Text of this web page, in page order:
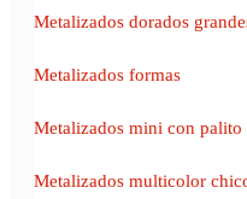
Metalizados dorados
Metalizados formas
Metalizados mini con palito
Metalizados multicolor